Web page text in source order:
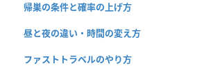
帰巣の条件と確率の上げ方
昼と夜の違い・時間の変え方
ファストトラベルのやり方